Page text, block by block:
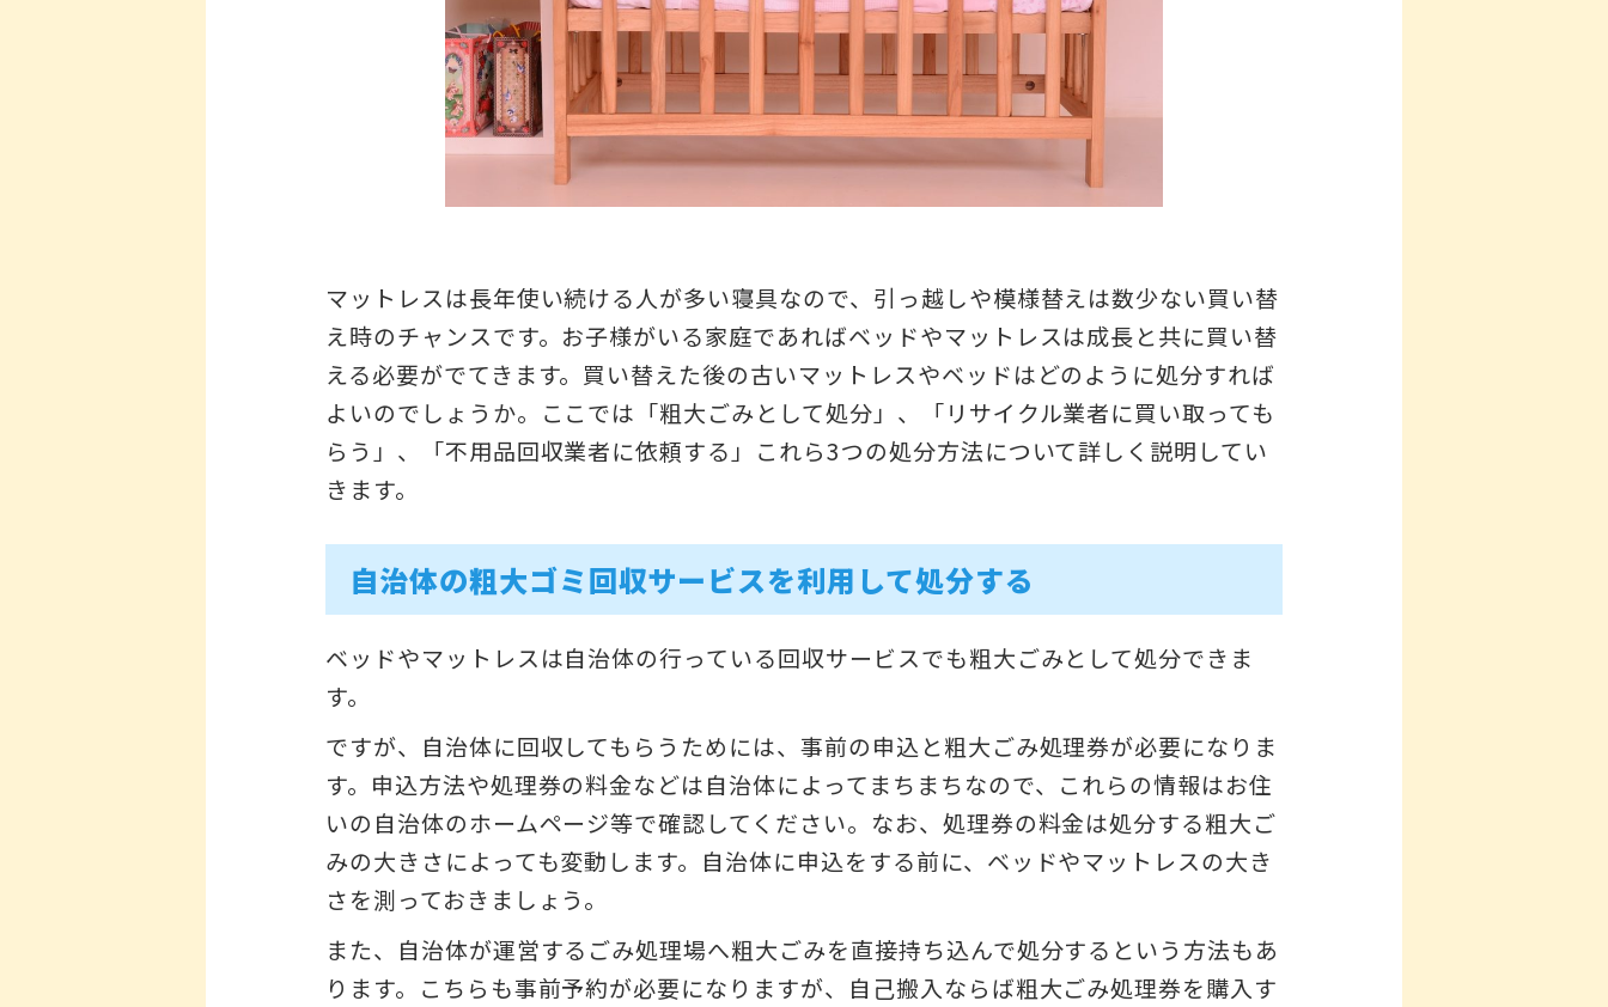
マットレスは長年使い続ける人が多い寝具なので、引っ越しや模様替えは数少ない買い替
え時のチャンスです。お子様がいる家庭であればベッドやマットレスは成長と共に買い替
える必要がでてきます。買い替えた後の古いマットレスやベッドはどのように処分すれば
よいのでしょうか。ここでは「粗大ごみとして処分」、「リサイクル業者に買い取っても
らう」、「不用品回収業者に依頼する」これら3つの処分方法について詳しく説明してい
きます。
自治体の粗大ゴミ回収サービスを利用して処分する
ベッドやマットレスは自治体の行っている回収サービスでも粗大ごみとして処分できま
す。
ですが、自治体に回収してもらうためには、事前の申込と粗大ごみ処理券が必要になりま
す。申込方法や処理券の料金などは自治体によってまちまちなので、これらの情報はお住
いの自治体のホームページ等で確認してください。なお、処理券の料金は処分する粗大ご
みの大きさによっても変動します。自治体に申込をする前に、ベッドやマットレスの大き
さを測っておきましょう。
また、自治体が運営するごみ処理場へ粗大ごみを直接持ち込んで処分するという方法もあ
ります。こちらも事前予約が必要になりますが、自己搬入ならば粗大ごみ処理券を購入す